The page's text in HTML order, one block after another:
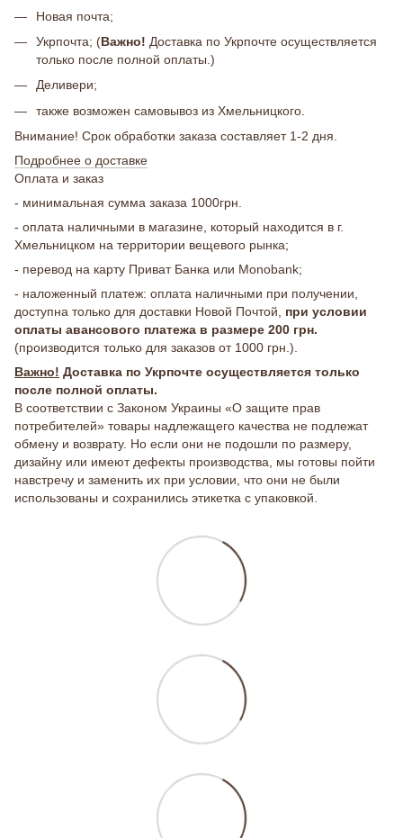
Новая почта;
Укрпочта; (Важно! Доставка по Укрпочте осуществляется
только после полной оплаты.)
Деливери;
также возможен самовывоз из Хмельницкого.
Внимание! Срок обработки заказа составляет 1-2 дня.
Подробнее о доставке
Оплата и заказ
- минимальная сумма заказа 1000грн.
- оплата наличными в магазине, который находится в г.
Хмельницком на территории вещевого рынка;
- перевод на карту Приват Банка или Monobank;
- наложенный платеж: оплата наличными при получении,
доступна только для доставки Новой Почтой, при условии
оплаты авансового платежа в размере 200 грн.
(производится только для заказов от 1000 грн.).
Важно! Доставка по Укрпочте осуществляется только
после полной оплаты.
В соответствии с Законом Украины «О защите прав
потребителей» товары надлежащего качества не подлежат
обмену и возврату. Но если они не подошли по размеру,
дизайну или имеют дефекты производства, мы готовы пойти
навстречу и заменить их при условии, что они не были
использованы и сохранились этикетка с упаковкой.